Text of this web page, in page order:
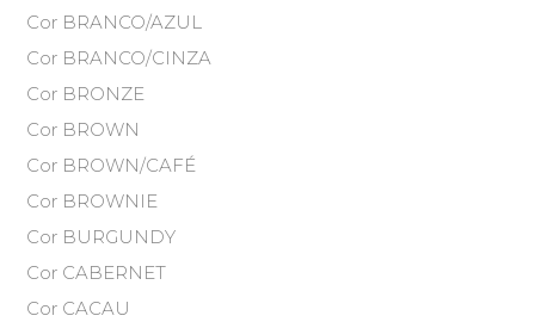
Cor BRANCO/AZUL
Cor BRANCO/CINZA
Cor BRONZE
Cor BROWN
Cor BROWN/CAFÉ
Cor BROWNIE
Cor BURGUNDY
Cor CABERNET
Cor CACAU